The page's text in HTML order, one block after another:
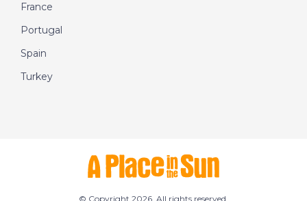
France
Portugal
Spain
Turkey
© Copyright 2026. All rights reserved.